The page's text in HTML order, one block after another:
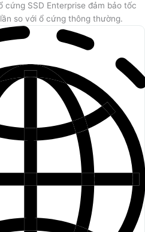
cứng SSD Enterprise đảm bảo tốc
so với ổ cứng thông thường.